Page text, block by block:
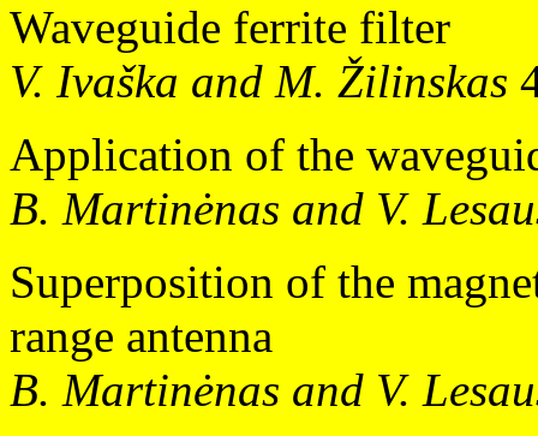
Waveguide ferrite filter
V. Ivaška and M. Žilinskas
Application of the
B. Martinėnas and V.
Superposition of the
range antenna
B. Martinėnas and V.